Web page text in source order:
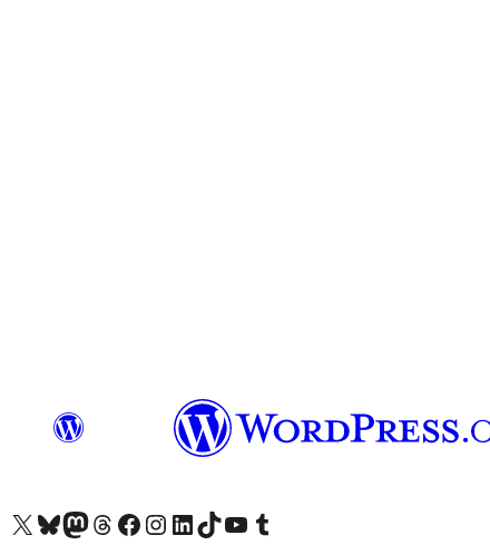
Besøk vår konto på X Visit our Bluesky account
Besøk vår Mastodon-konto
Visit our Threads account
Besøk vår Facebook-sideBesøk vår Instagram-konto
Besøk vår LinkedIn-konto
Visit our TikTok account
Visit our YouTube channel
Visit our Tumblr account